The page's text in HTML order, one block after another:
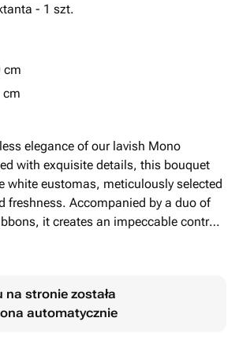
- 1 szt.
cm
cm
elegance of our lavish Mono
with exquisite details, this bouquet
white eustomas, meticulously selected
freshness. Accompanied by a duo of
it creates an impeccable contrast
The bouquets are lovingly
in its simplicity, this Mono Bouquet
luxury and is perfect for any
na stronie została
automatycznie